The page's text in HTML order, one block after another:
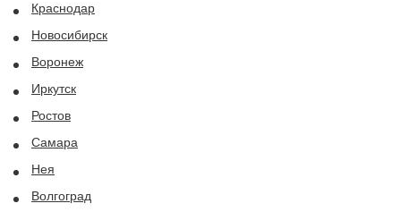
Краснодар
Новосибирск
Воронеж
Иркутск
Ростов
Самара
Нея
Волгоград